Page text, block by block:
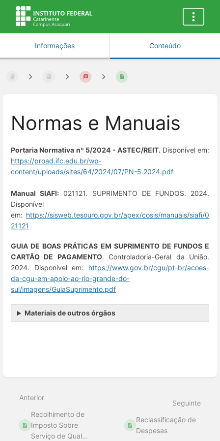
Informações Conteúdo
Normas e Manuais
Portaria Normativa nº 5/2024 - ASTEC/REIT. Disponível em:
https://proad.ifc.edu.br/wp-
content/uploads/sites/64/2024/07/PN-5.2024.pdf
Manual SIAFI: 021121. SUPRIMENTO DE FUNDOS. 2024.
Disponível
em: https://sisweb.tesouro.gov.br/apex/cosis/manuais/siafi/0
21121
GUIA DE BOAS PRÁTICAS EM SUPRIMENTO DE FUNDOS E
CARTÃO DE PAGAMENTO. Controladoria-Geral da União.
2024. Disponível em: https://www.gov.br/cgu/pt-br/acoes-
da-cgu-em-apoio-ao-rio-grande-do-
sul/imagens/GuiaSuprimento.pdf
Materiais de outros órgãos
de
deAnterior
Recolhimento de
Imposto Sobre
Serviço de Qual...
Seguinte
Reclassificação de
Despesas